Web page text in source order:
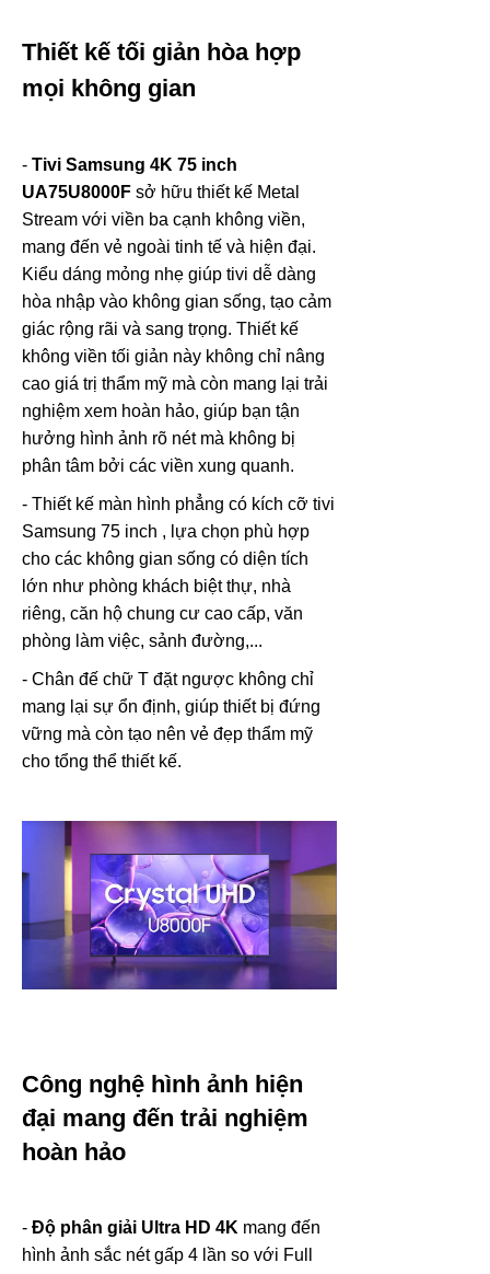
Thiết kế tối giản hòa hợp
mọi không gian
- Tivi Samsung 4K 75 inch
UA75U8000F sở hữu thiết kế Metal
Stream với viền ba cạnh không viền,
mang đến vẻ ngoài tinh tế và hiện đại.
Kiểu dáng mỏng nhẹ giúp tivi dễ dàng
hòa nhập vào không gian sống, tạo cảm
giác rộng rãi và sang trọng. Thiết kế
không viền tối giản này không chỉ nâng
cao giá trị thẩm mỹ mà còn mang lại trải
nghiệm xem hoàn hảo, giúp bạn tận
hưởng hình ảnh rõ nét mà không bị
phân tâm bởi các viền xung quanh.
- Thiết kế màn hình phẳng có kích cỡ tivi
Samsung 75 inch , lựa chọn phù hợp
cho các không gian sống có diện tích
lớn như phòng khách biệt thự, nhà
riêng, căn hộ chung cư cao cấp, văn
phòng làm việc, sảnh đường,...
- Chân đế chữ T đặt ngược không chỉ
mang lại sự ổn định, giúp thiết bị đứng
vững mà còn tạo nên vẻ đẹp thẩm mỹ
cho tổng thể thiết kế.
Công nghệ hình ảnh hiện
đại mang đến trải nghiệm
hoàn hảo
- Độ phân giải Ultra HD 4K mang đến
hình ảnh sắc nét gấp 4 lần so với Full